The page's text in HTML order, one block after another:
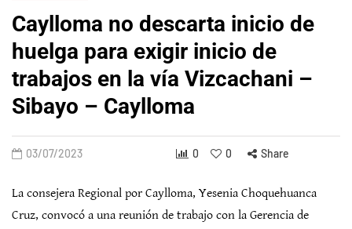
Caylloma no descarta inicio de
huelga para exigir inicio de
trabajos en la vía Vizcachani –
Sibayo – Caylloma
03/07/2023 0 0 Share
La consejera Regional por Caylloma, Yesenia Choquehuanca
Cruz, convocó a una reunión de trabajo con la Gerencia de